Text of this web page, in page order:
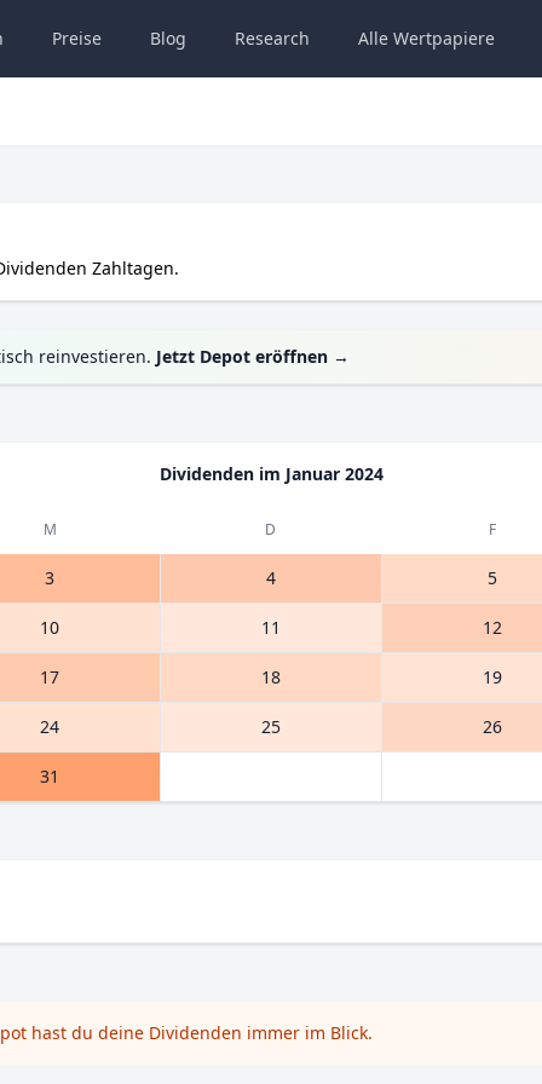
Preise Blog Research Alle Wertpapiere
Zahltagen.
reinvestieren. Jetzt Depot eröffnen →
Dividenden im Januar 2024
M D F
3 4 5
10 11 12
17 18 19
24 25 26
31
hast du deine Dividenden immer im Blick.